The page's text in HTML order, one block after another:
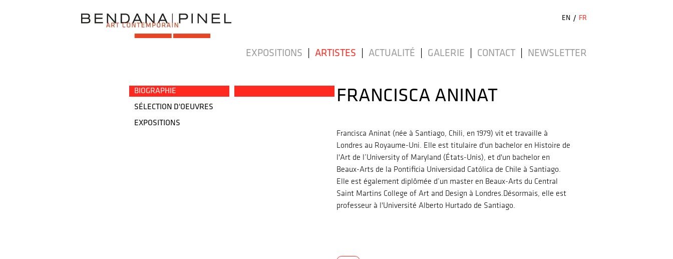
EN / FR
EXPOSITIONS ARTISTES ACTUALITÉ GALERIE CONTACT NEWSLETTER
BIOGRAPHIE
SÉLECTION D'OEUVRES
EXPOSITIONS
FRANCISCA ANINAT
Francisca Aninat (née à Santiago, Chili, en 1979) vit et travaille à
Londres au Royaume-Uni. Elle est titulaire d'un bachelor en Histoire de
l'Art de l’University of Maryland (États-Unis), et d'un bachelor en
Beaux-Arts de la Pontificia Universidad Católica de Chile à Santiago.
Elle est également diplômée d’un master en Beaux-Arts du Central
Saint Martins College of Art and Design à Londres.Désormais, elle est
professeur à l'Université Alberto Hurtado de Santiago.